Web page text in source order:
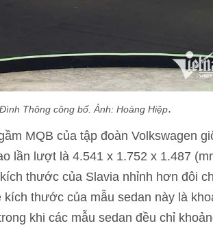
Thông công bố. Ảnh: Hoàng Hiệp.
MQB của tập đoàn Volkswagen
lần lượt là 4.541 x 1.752 x 1.487
thước của Slavia nhỉnh hơn đôi
thước của mẫu sedan này là
khi các mẫu sedan đều chỉ